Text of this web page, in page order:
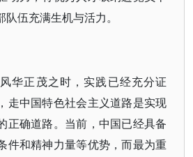
伍充满生机与活力。
华正茂之时，实践已经充分证
走中国特色社会主义道路是实现
正确道路。当前，中国已经具备
件和精神力量等优势，而最为重